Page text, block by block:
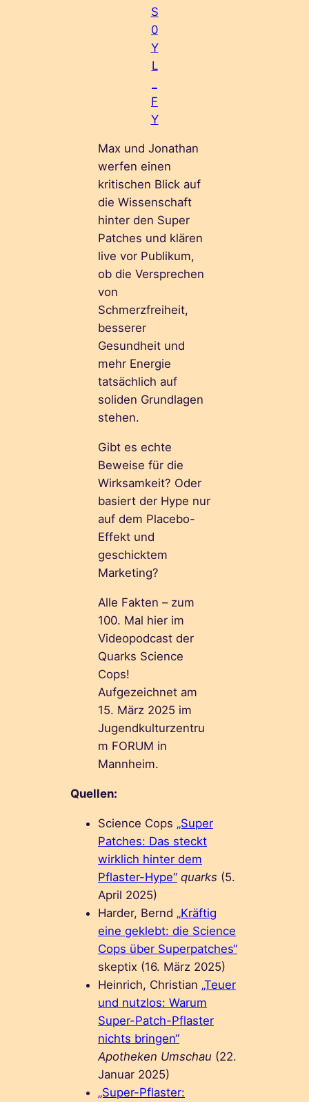
S
0
Y
L
F
Y
Max und Jonathan
werfen einen
kritischen Blick auf
die Wissenschaft
hinter den Super
Patches und klären
live vor Publikum,
ob die Versprechen
von
Schmerzfreiheit,
besserer
Gesundheit und
mehr Energie
tatsächlich auf
soliden Grundlagen
stehen.
Gibt es echte
Beweise für die
Wirksamkeit? Oder
basiert der Hype nur
auf dem Placebo-
Effekt und
geschicktem
Marketing?
Alle Fakten – zum
100. Mal hier im
Videopodcast der
Quarks Science
Cops!
Aufgezeichnet am
15. März 2025 im
Jugendkulturzentru
m FORUM in
Mannheim.
Quellen:
Science Cops „Super
Patches: Das steckt
wirklich hinter dem
Pflaster-Hype“ quarks (5.
April 2025)
Harder, Bernd „Kräftig
eine geklebt: die Science
Cops über Superpatches“
skeptix (16. März 2025)
Heinrich, Christian „Teuer
und nutzlos: Warum
Super-Patch-Pflaster
nichts bringen“
Apotheken Umschau (22.
Januar 2025)
„Super-Pflaster: